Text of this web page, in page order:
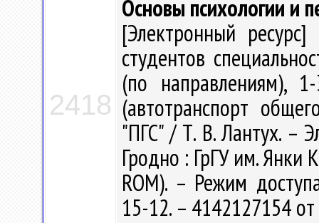
2418
Основы психологии и
[Электронный
студентов
(по направлениям),
(автотранспорт
"ПГС" / Т. В. Лантух. –
Гродно : ГрГУ им. Янки
ROM). – Режим
15-12. – 4142127154